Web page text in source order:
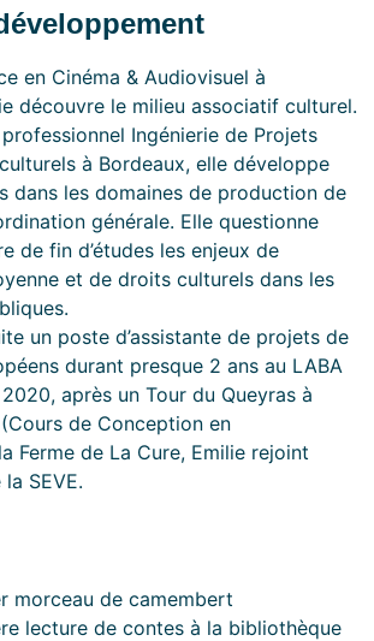
en Cinéma & Audiovisuel à
découvre le milieu associatif culturel.
Ingénierie de Projets
à Bordeaux, elle développe
dans les domaines de production de
générale. Elle questionne
de fin d’études les enjeux de
et de droits culturels dans les
un poste d’assistante de projets de
durant presque 2 ans au LABA
après un Tour du Queyras à
de Conception en
Ferme de La Cure, Emilie rejoint
SEVE.
morceau de camembert
lecture de contes à la bibliothèque